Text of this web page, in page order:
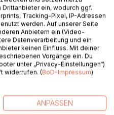
gab keine hilfreiche
nicht zur
der Untätigkeit der
ständig der Gewalt
Gesetze zum Schutz
die jedoch nicht
waren extrem kriminell
Bestrafung, während ihre
ein, wodurch ggf.
Tracking-Pixel, IP-Adressen
werden. Auf unserer Seite
Anbietern ein (Video-
Datenverarbeitung und ein
keinen Einfluss. Mit deiner
Vorgänge ein. Du
unter „Privacy-Einstellungen“)
widerrufen. (BoD-Impressum)
ANPASSEN